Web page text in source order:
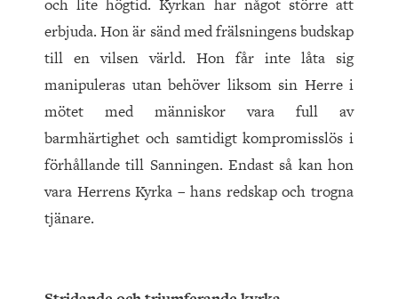
och lite högtid. Kyrkan har något större att
erbjuda. Hon är sänd med frälsningens budskap
till en vilsen värld. Hon får inte låta sig
manipuleras utan behöver liksom sin Herre i
mötet med människor vara full av
barmhärtighet och samtidigt kompromisslös i
förhållande till Sanningen. Endast så kan hon
vara Herrens Kyrka – hans redskap och trogna
tjänare.